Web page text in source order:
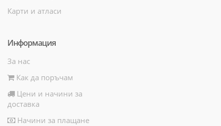
Карти и атласи
Информация
За нас
Как да поръчам
Цени и начини за
доставка
Начини за плащане